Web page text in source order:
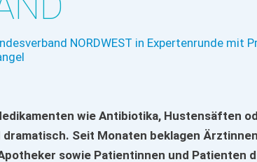
NORDWEST in Expertenrunde mit
wie Antibiotika, Hustensäften
Seit Monaten beklagen
sowie Patientinnen und Patienten